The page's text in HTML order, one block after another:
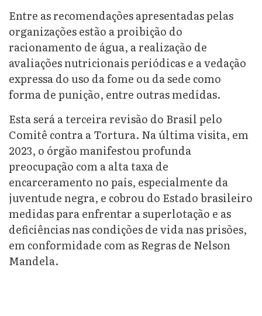
Entre as recomendações apresentadas pelas
organizações estão a proibição do
racionamento de água, a realização de
avaliações nutricionais periódicas e a vedação
expressa do uso da fome ou da sede como
forma de punição, entre outras medidas.
Esta será a terceira revisão do Brasil pelo
Comitê contra a Tortura. Na última visita, em
2023, o órgão manifestou profunda
preocupação com a alta taxa de
encarceramento no país, especialmente da
juventude negra, e cobrou do Estado brasileiro
medidas para enfrentar a superlotação e as
deficiências nas condições de vida nas prisões,
em conformidade com as Regras de Nelson
Mandela.